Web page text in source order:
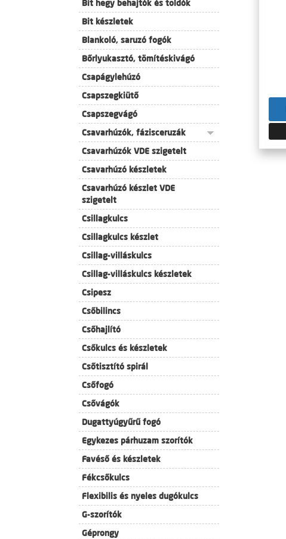
Bit hegy behajtók és toldók
Bit készletek
Blankoló, saruzó fogók
Bőrlyukasztó, tömítéskivágó
Csapágylehúzó
Csapszegkiütő
Csapszegvágó
Csavarhúzók, fázisceruzák
Csavarhúzók VDE szigetelt
Csavarhúzó készletek
Csavarhúzó készlet VDE
szigetelt
Csillagkulcs
Csillagkulcs készlet
Csillag-villáskulcs
Csillag-villáskulcs készletek
Csipesz
Csőbilincs
Csőhajlító
Csőkulcs és készletek
Csőtisztító spirál
Csőfogó
Csővágók
Dugattyúgyűrű fogó
Egykezes párhuzam szorítók
Favéső és készletek
Fékcsőkulcs
Flexibilis és nyeles dugókulcs
G-szorítók
Géprongy